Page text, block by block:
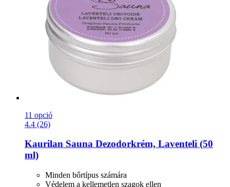
11 opció
4.4 (26)
Kaurilan Sauna Dezodorkrém, Laventeli (50
ml)
Minden bőrtípus számára
Védelem a kellemetlen szagok ellen